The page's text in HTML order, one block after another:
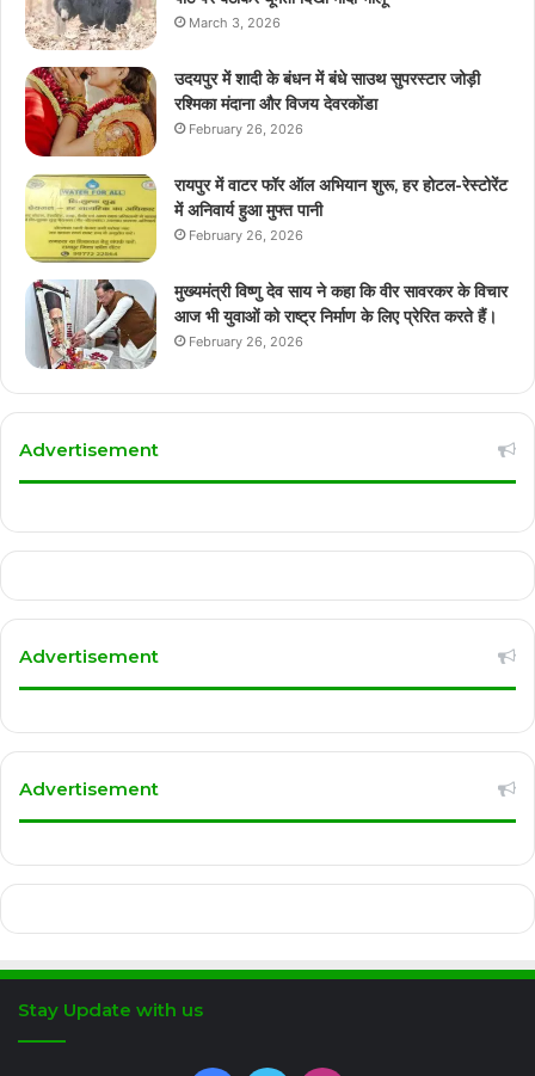
March 3, 2026
उदयपुर में शादी के बंधन में बंधे साउथ सुपरस्टार जोड़ी
रश्मिका मंदाना और विजय देवरकोंडा
February 26, 2026
रायपुर में वाटर फॉर ऑल अभियान शुरू, हर होटल-रेस्टोरेंट
में अनिवार्य हुआ मुफ्त पानी
February 26, 2026
मुख्यमंत्री विष्णु देव साय ने कहा कि वीर सावरकर के विचार
आज भी युवाओं को राष्ट्र निर्माण के लिए प्रेरित करते हैं।
February 26, 2026
Advertisement
Advertisement
Advertisement
Stay Update with us